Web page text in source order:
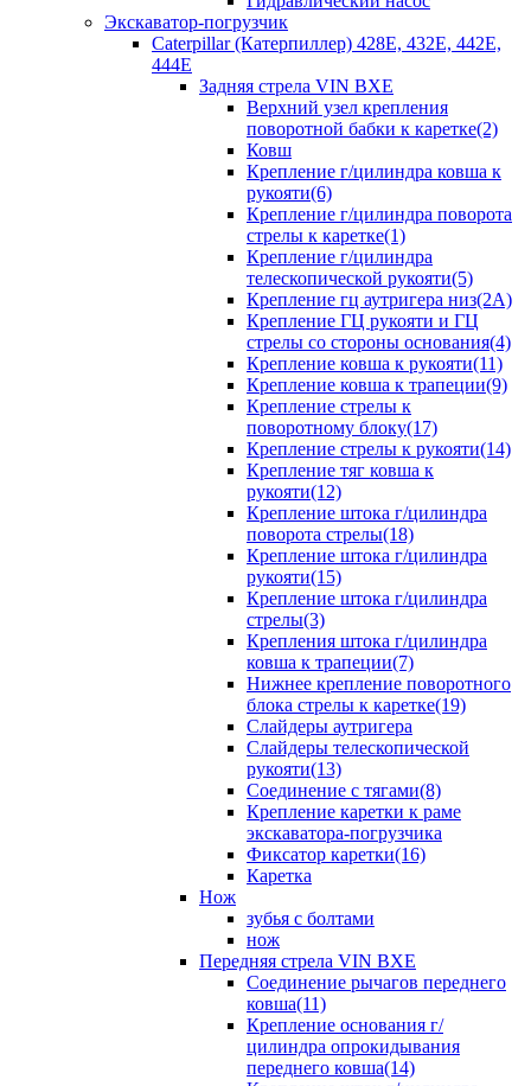
Экскаватор-погрузчик
Caterpillar (Катерпиллер) 428E, 432E, 442E,
444E
Задняя стрела VIN BXE
Верхний узел крепления
поворотной бабки к каретке(2)
Ковш
Крепление г/цилиндра ковша к
рукояти(6)
Крепление г/цилиндра поворота
стрелы к каретке(1)
Крепление г/цилиндра
телескопической рукояти(5)
Крепление гц аутригера низ(2А)
Крепление ГЦ рукояти и ГЦ
стрелы со стороны основания(4)
Крепление ковша к рукояти(11)
Крепление ковша к трапеции(9)
Крепление стрелы к
поворотному блоку(17)
Крепление стрелы к рукояти(14)
Крепление тяг ковша к
рукояти(12)
Крепление штока г/цилиндра
поворота стрелы(18)
Крепление штока г/цилиндра
рукояти(15)
Крепление штока г/цилиндра
стрелы(3)
Крепления штока г/цилиндра
ковша к трапеции(7)
Нижнее крепление поворотного
блока стрелы к каретке(19)
Слайдеры аутригера
Слайдеры телескопической
рукояти(13)
Соединение с тягами(8)
Крепление каретки к раме
экскаватора-погрузчика
Фиксатор каретки(16)
Каретка
Нож
зубья с болтами
нож
Передняя стрела VIN BXE
Cоединение рычагов переднего
ковша(11)
Крепление основания г/
цилиндра опрокидывания
переднего ковша(14)